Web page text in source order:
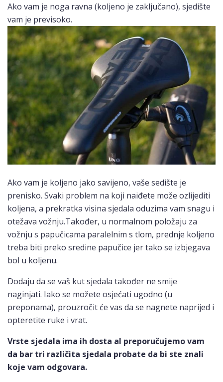
Ako vam je noga ravna (koljeno je zaključano), sjedište
vam je previsoko.
Ako vam je koljeno jako savijeno, vaše sedište je
prenisko. Svaki problem na koji naiđete može ozlijediti
koljena, a prekratka visina sjedala oduzima vam snagu i
otežava vožnju.Također, u normalnom položaju za
vožnju s papučicama paralelnim s tlom, prednje koljeno
treba biti preko sredine papučice jer tako se izbjegava
bol u koljenu.
Dodaju da se vaš kut sjedala također ne smije
naginjati. Iako se možete osjećati ugodno (u
preponama), prouzročit će vas da se nagnete naprijed i
opteretite ruke i vrat.
Vrste sjedala ima ih dosta al preporučujemo vam
da bar tri različita sjedala probate da bi ste znali
koje vam odgovara.